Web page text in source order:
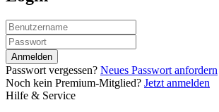
Anmelden
Passwort vergessen? Neues Passwort anfordern
Noch kein Premium-Mitglied? Jetzt anmelden
Hilfe & Service